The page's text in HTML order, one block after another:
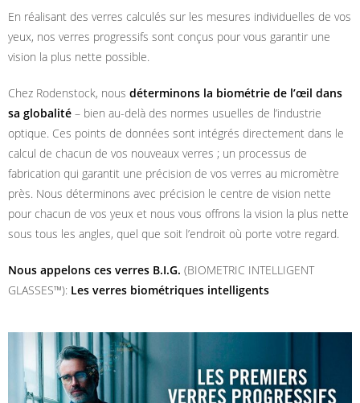
En réalisant des verres calculés sur les mesures individuelles de vos
yeux, nos verres progressifs sont conçus pour vous garantir une
vision la plus nette possible.
Chez Rodenstock, nous déterminons la biométrie de l’œil dans
sa globalité – bien au-delà des normes usuelles de l’industrie
optique. Ces points de données sont intégrés directement dans le
calcul de chacun de vos nouveaux verres ; un processus de
fabrication qui garantit une précision de vos verres au micromètre
près. Nous déterminons avec précision le centre de vision nette
pour chacun de vos yeux et nous vous offrons la vision la plus nette
sous tous les angles, quel que soit l’endroit où porte votre regard.
Nous appelons ces verres B.I.G. (BIOMETRIC INTELLIGENT
GLASSES™): Les verres biométriques intelligents